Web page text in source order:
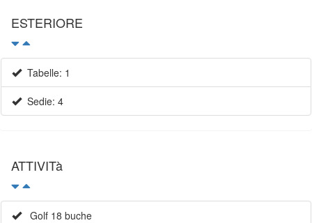
ESTERIORE
Tabelle: 1
Sedie: 4
ATTIVITà
Golf 18 buche